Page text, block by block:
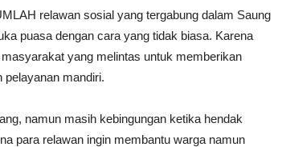
relawan sosial yang tergabung dalam Saung
puasa dengan cara yang tidak biasa. Karena
yang melintas untuk memberikan
pelayanan mandiri.
namun masih kebingungan ketika hendak
para relawan ingin membantu warga namun